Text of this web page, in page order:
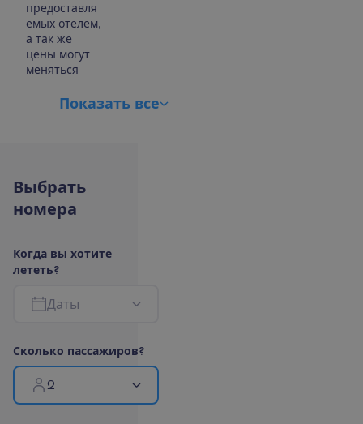
предоставля
емых отелем,
а так же
цены могут
меняться
Показать все
Выбрать
номера
Когда вы хотите
лететь?
Даты
Сколько пассажиров?
2